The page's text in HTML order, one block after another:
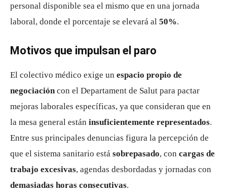
personal disponible sea el mismo que en una jornada
laboral, donde el porcentaje se elevará al 50%.
Motivos que impulsan el paro
El colectivo médico exige un espacio propio de
negociación con el Departament de Salut para pactar
mejoras laborales específicas, ya que consideran que en
la mesa general están insuficientemente representados.
Entre sus principales denuncias figura la percepción de
que el sistema sanitario está sobrepasado, con cargas de
trabajo excesivas, agendas desbordadas y jornadas con
demasiadas horas consecutivas.